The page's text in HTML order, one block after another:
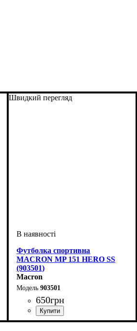
Швидкий перегляд
Футболка спортивна
MACRON MP 151 HERO SS
(903501)
Macron
903501
650грн
Стать: Дитяче, Унісекс, Чоловічий
Виробник: Macron
Колір: Білий